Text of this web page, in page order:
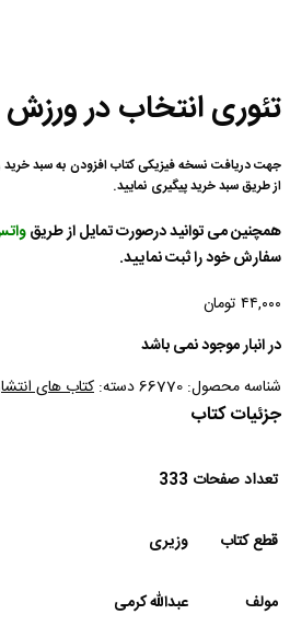
تئوری انتخاب در ورزش
جهت دریافت نسخه فیزیکی کتاب افزودن به سبد خرید
از طریق سبد خرید پیگیری نمایید.
همچنین می توانید درصورت تمایل از طریقواتس آپ
سفارش خود را ثبت نمایید.
۴۴,۰۰۰ تومان
در انبار موجود نمی باشد
شناسه محصول: 66770دسته: کتاب های
جزئیات کتاب
تعداد صفحات 333
قطع کتاب وزیری
مولف عبدالله کرمی